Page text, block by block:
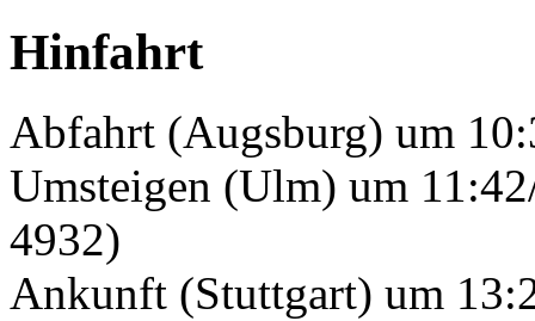
Hinfahrt
Abfahrt (Augsburg) um
Umsteigen (Ulm) um
4932)
Ankunft (Stuttgart) um